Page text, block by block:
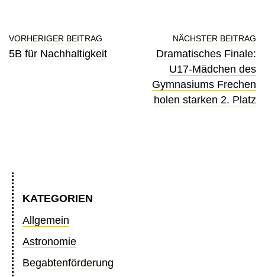
VORHERIGER BEITRAG
5B für Nachhaltigkeit
NÄCHSTER BEITRAG
Dramatisches Finale:
U17-Mädchen des
Gymnasiums Frechen
holen starken 2. Platz
KATEGORIEN
Allgemein
Astronomie
Begabtenförderung